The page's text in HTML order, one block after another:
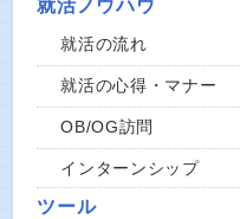
就活ノウハウ
就活の流れ
就活の心得・マナー
OB/OG訪問
インターンシップ
ツール